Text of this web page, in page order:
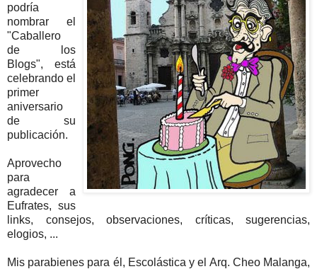
podría
nombrar el
"Caballero
de los
Blogs", está
celebrando el
primer
aniversario
de su
publicación.
Aprovecho
para
agradecer a
Eufrates, sus
links, consejos, observaciones, críticas, sugerencias,
elogios, ...
Mis parabienes para él, Escolástica y el Arq. Cheo Malanga,